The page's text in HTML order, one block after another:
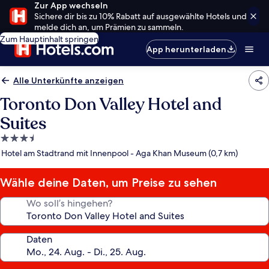
Zur App wechseln
Sichere dir bis zu 10% Rabatt auf ausgewählte Hotels und
melde dich an, um Prämien zu sammeln.
Zum Hauptinhalt springen
App herunterladen
Alle Unterkünfte anzeigen
Toronto Don Valley Hotel and
Suites
3.5-
Sterne-
Hotel am Stadtrand mit Innenpool - Aga Khan Museum (0,7 km)
Wähle deine Daten, um Preise zu sehen
Wo soll’s hingehen?
Daten